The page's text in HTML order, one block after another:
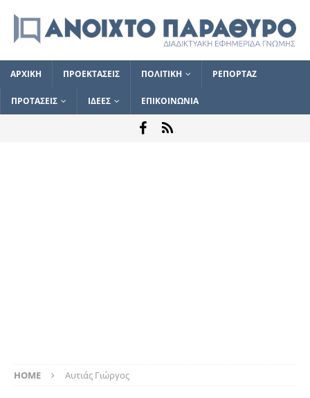
ΑΡΧΙΚΗ ΠΡΟΕΚΤΑΣΕΙΣ ΠΟΛΙΤΙΚΗ ΡΕΠΟΡΤΑΖ
ΠΡΟΤΑΣΕΙΣ ΙΔΕΕΣ ΕΠΙΚΟΙΝΩΝΙΑ
HOME Αυτιάς Γιώργος